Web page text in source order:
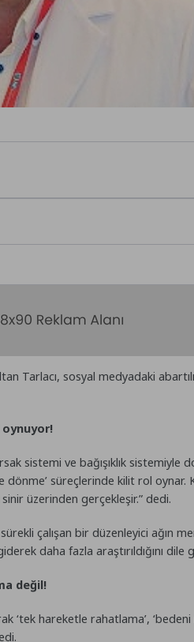
Tarlacı, sosyal medyadaki
oynuyor!
sistemi ve bağışıklık
süreçlerinde kilit rol oynar.
üzerinden gerçekleşir.” dedi.
çalışan bir düzenleyici ağın
daha fazla araştırıldığını dile
değil!
‘tek hareketle rahatlama’,